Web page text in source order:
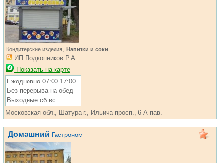
Кондитерские изделия, Напитки и соки
ИП Подкопников Р.А....
Показать на карте
Ежедневно 07:00-17:00
Без перерыва на обед
Выходные сб вс
Московская обл., Шатура г., Ильича просп., 6 А пав.
Домашний Гастроном